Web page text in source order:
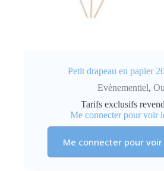
Petit drapeau en papier
Evènementiel,
Tarifs exclusifs
Me connecter pour voir
Me connecter pour